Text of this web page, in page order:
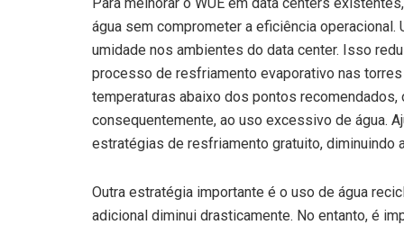
água sem comprometer a eficiência operacional.
umidade nos ambientes do data center. Isso
processo de resfriamento evaporativo nas
temperaturas abaixo dos pontos
consequentemente, ao uso excessivo de água.
estratégias de resfriamento gratuito, diminuindo
Outra estratégia importante é o uso de água
adicional diminui drasticamente. No entanto, é